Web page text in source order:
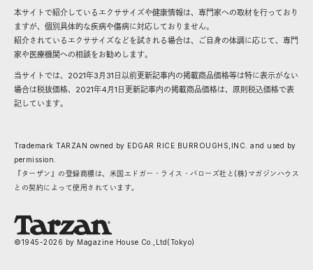
本サイトで紹介しているエクササイズや健康情報は、専門家への取材を行っており
ますが、個別具体的な疾病や傷病に対応しておりません。
紹介されているエクササイズなどを試される場合は、ご自身の体調に応じて、専門
家や医療機関への相談をお勧めします。
当サイトでは、2021年3月31日以前更新記事内の掲載商品価格等は特に表示がない
場合は税抜価格、2021年4月1日更新記事内の掲載商品価格は、原則税込価格で表
記しています。
Trademark TARZAN owned by EDGAR RICE BURROUGHS,INC. and used by
permission.
『ターザン』の登録商標は、米国エドガー・ライス・バローズ社と(株)マガジンハウス
との契約によって使用されています。
©1945-2026 by Magazine House Co.,Ltd(Tokyo)